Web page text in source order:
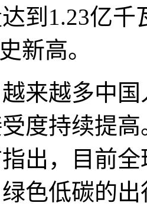
到1.23亿
新高。
越多中国
度持续提
出，目前
色低碳的